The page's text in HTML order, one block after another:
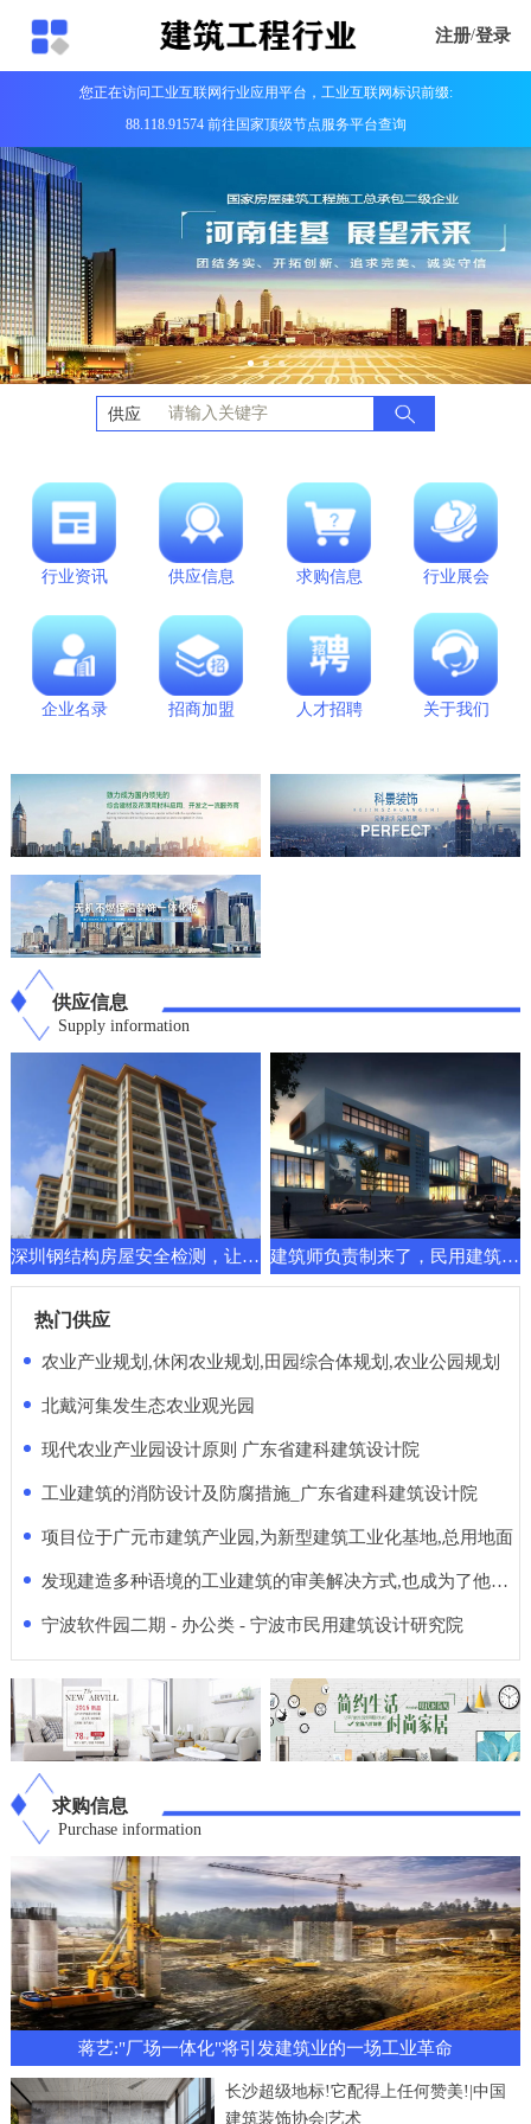
注册/登录
您正在访问工业互联网行业应用平台，工业互联网标识前缀:
88.118.91574 前往国家顶级节点服务平台查询
供应
行业资讯 供应信息 求购信息 行业展会
企业名录 招商加盟 人才招聘 关于我们
供应信息
Supply information
深圳钢结构房屋安全检测，让建筑换发新的功能要求 建筑师负责制来了，民用建筑先行一步！天堂还是地狱
热门供应
农业产业规划,休闲农业规划,田园综合体规划,农业公园规划
北戴河集发生态农业观光园
现代农业产业园设计原则 广东省建科建筑设计院
工业建筑的消防设计及防腐措施_广东省建科建筑设计院
项目位于广元市建筑产业园,为新型建筑工业化基地,总用地面
发现建造多种语境的工业建筑的审美解决方式,也成为了他的使命
宁波软件园二期 - 办公类 - 宁波市民用建筑设计研究院
求购信息
Purchase information
蒋艺:"厂场一体化"将引发建筑业的一场工业革命
长沙超级地标!它配得上任何赞美!|中国
建筑装饰协会|艺术